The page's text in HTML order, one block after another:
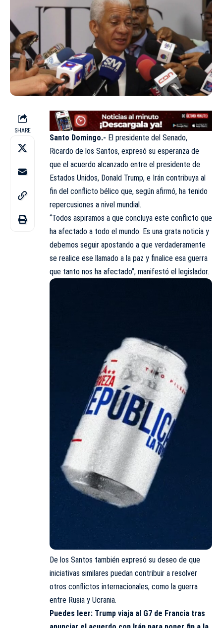
SHARE
Santo Domingo.- El presidente del Senado,
Ricardo de los Santos, expresó su esperanza de
que el acuerdo alcanzado entre el presidente de
Estados Unidos, Donald Trump, e Irán contribuya al
fin del conflicto bélico que, según afirmó, ha tenido
repercusiones a nivel mundial.
“Todos aspiramos a que concluya este conflicto que
ha afectado a todo el mundo. Es una grata noticia y
debemos seguir apostando a que verdaderamente
se realice ese llamado a la paz y finalice esa guerra
que tanto nos ha afectado”, manifestó el legislador.
De los Santos también expresó su deseo de que
iniciativas similares puedan contribuir a resolver
otros conflictos internacionales, como la guerra
entre Rusia y Ucrania.
Puedes leer: Trump viaja al G7 de Francia tras